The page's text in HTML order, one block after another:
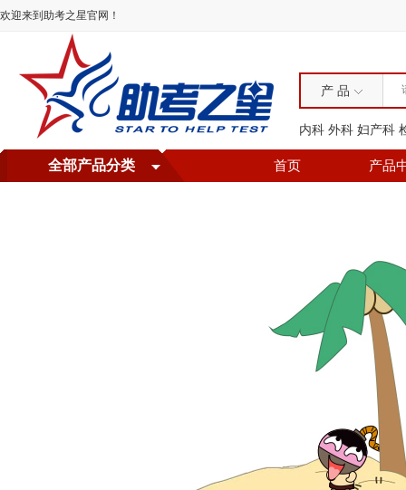
欢迎来到助考之星官网！
产 品
内科 外科 妇产科
首页 产品
全部产品分类